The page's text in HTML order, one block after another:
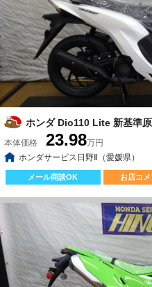
ホンダ Dio110 Lite 新基準
本体価格 23.98万円
ホンダサービス日野Ⅱ（愛媛県）
メール商談OK お店コメ